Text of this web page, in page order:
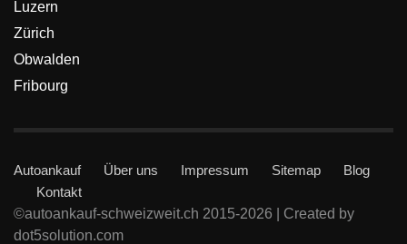
Luzern
Zürich
Obwalden
Fribourg
Autoankauf Über uns Impressum Sitemap
Blog
Kontakt
©autoankauf-schweizweit.ch 2015-2026 | Created by
dot5solution.com